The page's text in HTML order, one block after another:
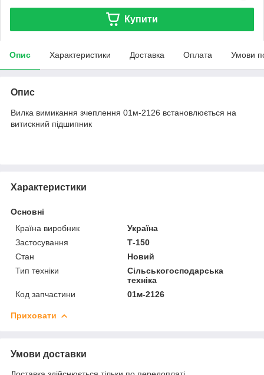
Купити
Опис Характеристики Доставка Оплата Умови
Опис
Вилка вимикання зчеплення 01м-2126 встановлюється на
витискний підшипник
Характеристики
Основні
Країна виробник
Україна
Застосування
Т-150
Стан
Новий
Тип техніки
Сільськогосподарська
техніка
Код запчастини
01м-2126
Приховати
Умови доставки